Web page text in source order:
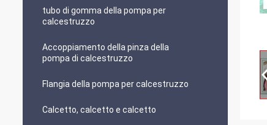
tubo di gomma della pompa per
calcestruzzo
Accoppiamento della pinza della
pompa di calcestruzzo
Flangia della pompa per calcestruzzo
Calcetto, calcetto e calcetto